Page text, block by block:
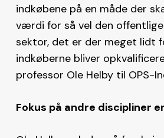
indkøbene på en måde der
værdi for så vel den
sektor, det er der meget lidt
indkøberne bliver
professor Ole Helby til OPS-
Fokus på andre discipliner